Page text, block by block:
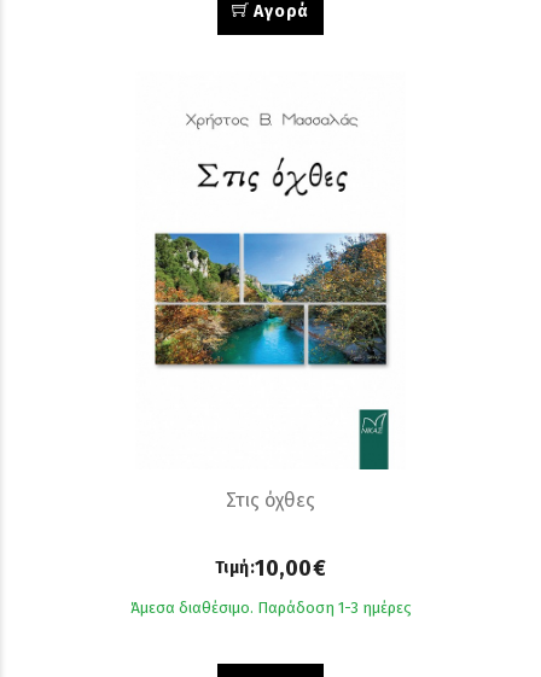
Αγορά
Στις όχθες
Τιμή:10,00€
Άμεσα διαθέσιμο. Παράδοση 1-3 ημέρες